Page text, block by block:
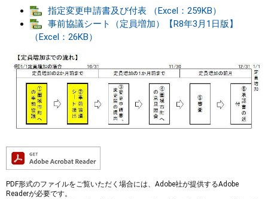
指定変更申請書及び付表 （Excel：259KB）
事前協議シート（定員増加）【R8年​3月​1日​​版】
（Excel：26KB）
PDF形式のファイルをご覧いただく場合には、Adobe社が提供するAdobe
Readerが必要です。